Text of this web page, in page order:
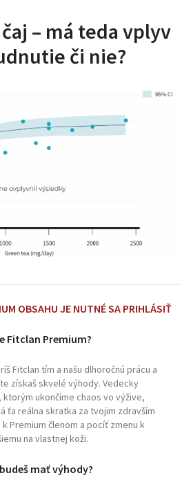
– má teda vplyv
či nie?
OBSAHU JE NUTNÉ SA PRIHLÁSIŤ
Fitclan Premium?
Fitclan tím a našu dlhoročnú prácu a
získaš skvelé výhody. Vedecky
ukončíme chaos vo výžive,
ťa reálna skratka za tvojim zdravším
Premium členom a pocíť zmenu k
na vlastnej koži.
mať výhody?